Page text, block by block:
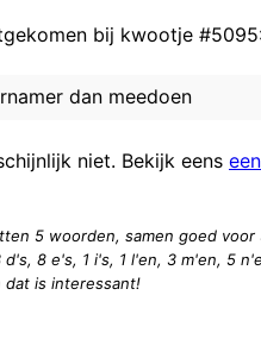
verkracht bekende hanz kazam .
the chinese outside as much
ze voor de rechter verschijnen
weer met kans op in Diepenbeek
bij kwootje
dan meedoen
niet. Bekijk eens
5 woorden, samen goed
d's, 8 e's, 1 i's, 1 l'en, 3 m'en, 5
dat is interessant!